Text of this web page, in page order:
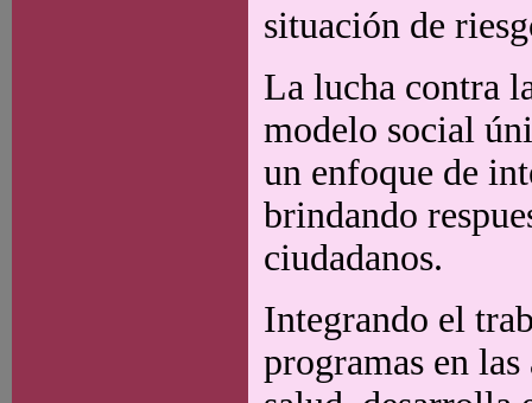
situación de
La lucha contra
modelo social
un enfoque de
brindando
ciudadanos.
Integrando el
programas en